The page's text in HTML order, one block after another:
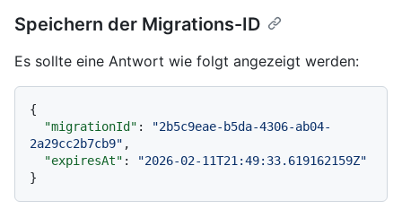
Speichern der Migrations-ID
Es sollte eine Antwort wie folgt angezeigt werden:
{
"migrationId" :
"2b5c9eae-b5da-4306-ab04-
2a29cc2b7cb9" ,
"expiresAt" :
"2026-02-11T21:49:33.619162159Z"
}